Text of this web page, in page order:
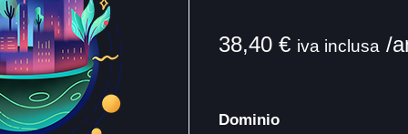
38,40 € iva inclusa /
Dominio